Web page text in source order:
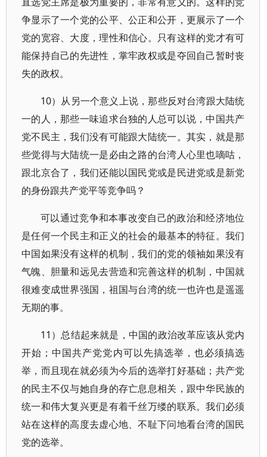
争显示了一个党的公平、公正和公开，更展示了一个
党的宽容、大度，理性和信心。只有这样的党才有可
能保持自己的先进性，掌牢政权或是夺回自己暂时丧
失的政权。
10）从另一个意义上说，那些反对台湾跟大陆统
一的人，那些一味追求台独的人总可以说，中国共产
党不民主，我们没有可能跟大陆统一。其实，就是那
些觉得与大陆统一是必由之路的台湾人心里也嘀咕，
跟北京合了，我们还能以国民党或是民进党或是新党
的身份跟共产党平等竞争吗？
可以通过竞争和本事改变自己的政治和经济地位
是任何一个民主和正义的社会的最基本的特征。我们
中国如果没有这样的机制，我们的党的领袖如果没有
气魄、胆量和远见去营造和完善这样的机制，中国就
很难变成世界强国，祖国与台湾的统一也许也是遥遥
无期的事。
11）总结起来就是，中国的政治改革应该从党内
开始；中国共产党党内可以先搞选举，也必须搞选
举，而且现在就必须为今后的选举打好基础；共产党
的民主不仅与她自身的存亡息息相关，跟中华民族的
统一和伟大复兴更是有着千丝万缕的联系。我们必须
站在这样的高度去虚心地、不耻下问地看台湾的国民
党的选举。